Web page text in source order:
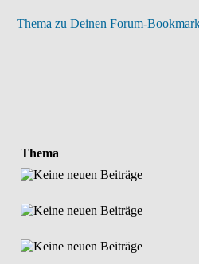
Thema zu Deinen Forum-
Thema